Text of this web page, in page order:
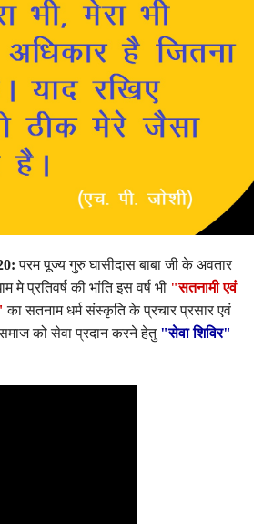
परम पूज्य गुरु घासीदास बाबा जी के अवतार
मे प्रतिवर्ष की भांति इस वर्ष भी "सतनामी एवं
का सतनाम धर्म संस्कृति के प्रचार प्रसार एवं
समाज को सेवा प्रदान करने हेतु "सेवा शिविर"